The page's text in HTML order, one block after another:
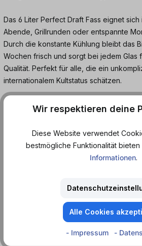
Das 6 Liter Perfect Draft Fass eignet
Abende, Grillrunden oder entspannte
Durch die konstante Kühlung bleibt das
Wochen frisch und sorgt bei jedem Glas
Qualität. Perfekt für alle, die ein
internationalem Kultstatus schätzen.
Jetzt Anheuser Busch Bud Perfect Draft
bestellen und frisch gezapften Bud
Häufige Fragen:
Mild, leicht malzig und angenehm frisch
ausgewogenen Profil.
Wir respektieren deine
Diese Website verwendet
bestmögliche Funktionalität bieten
Informationen.
Alle Cookies
- Impressum -